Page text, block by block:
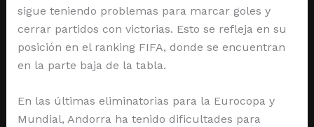
sigue teniendo problemas para marcar goles y
cerrar partidos con victorias. Esto se refleja en su
posición en el ranking FIFA, donde se encuentran
en la parte baja de la tabla.
En las últimas eliminatorias para la Eurocopa y
Mundial, Andorra ha tenido dificultades para